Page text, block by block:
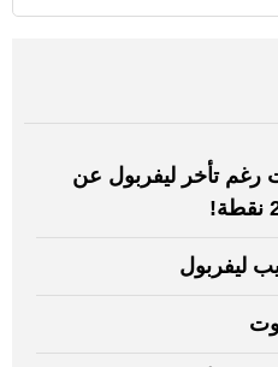
تأخر ليفربول عن
ليفربول